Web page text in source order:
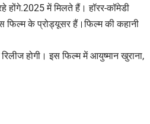
होंगे.2025 में मिलते हैं। हॉरर-कॉमेडी
फिल्म के प्रोड्यूसर हैं।फिल्म की कहानी
होगी। इस फिल्म में आयुष्मान खुराना,